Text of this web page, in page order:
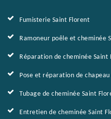
Fumisterie Saint Florent
Ramoneur poêle et cheminée
Réparation de cheminée Saint
Pose et réparation de
Tubage de cheminée Saint
Entretien de cheminée Saint